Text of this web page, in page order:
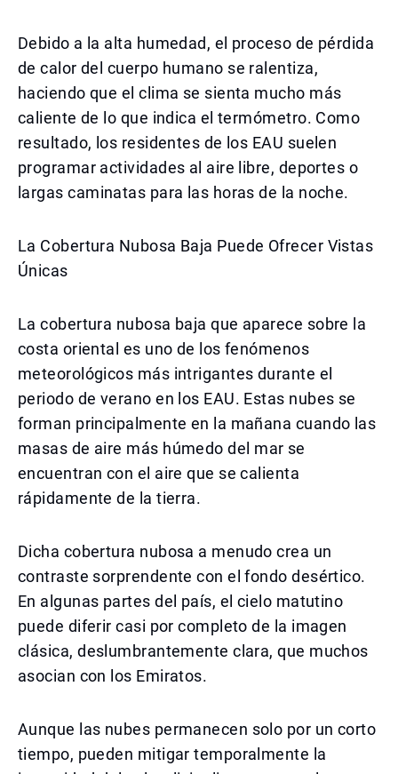
Debido a la alta humedad, el proceso de pérdida
de calor del cuerpo humano se ralentiza,
haciendo que el clima se sienta mucho más
caliente de lo que indica el termómetro. Como
resultado, los residentes de los EAU suelen
programar actividades al aire libre, deportes o
largas caminatas para las horas de la noche.
La Cobertura Nubosa Baja Puede Ofrecer Vistas
Únicas
La cobertura nubosa baja que aparece sobre la
costa oriental es uno de los fenómenos
meteorológicos más intrigantes durante el
periodo de verano en los EAU. Estas nubes se
forman principalmente en la mañana cuando las
masas de aire más húmedo del mar se
encuentran con el aire que se calienta
rápidamente de la tierra.
Dicha cobertura nubosa a menudo crea un
contraste sorprendente con el fondo desértico.
En algunas partes del país, el cielo matutino
puede diferir casi por completo de la imagen
clásica, deslumbrantemente clara, que muchos
asocian con los Emiratos.
Aunque las nubes permanecen solo por un corto
tiempo, pueden mitigar temporalmente la